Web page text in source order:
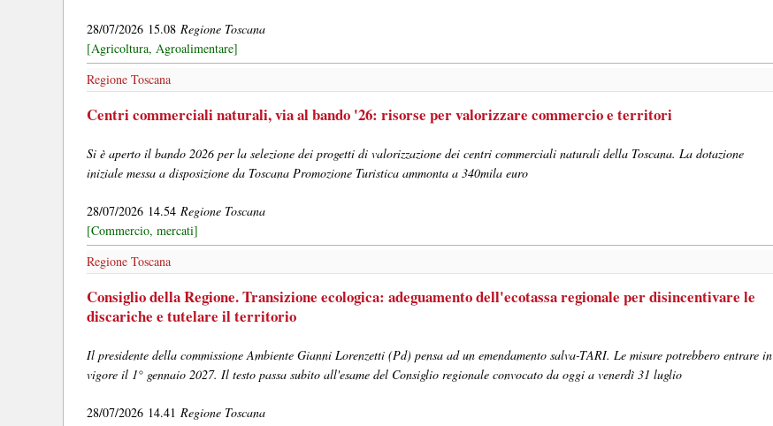
28/07/2026 15.08Regione Toscana
[Agricoltura, Agroalimentare]
Regione Toscana
Centri commerciali naturali, via al bando '26: risorse per valorizzare commercio e territori
Si è aperto il bando 2026 per la selezione dei progetti di valorizzazione dei centri commerciali naturali della Toscana. La dotazione
iniziale messa a disposizione da Toscana Promozione Turistica ammonta a 340mila euro
28/07/2026 14.54Regione Toscana
[Commercio, mercati]
Regione Toscana
Consiglio della Regione. Transizione ecologica: adeguamento dell'ecotassa regionale per disincentivare le
discariche e tutelare il territorio
Il presidente della commissione Ambiente Gianni Lorenzetti (Pd) pensa ad un emendamento salva-TARI. Le misure potrebbero entrare in
vigore il 1° gennaio 2027. Il testo passa subito all'esame del Consiglio regionale convocato da oggi a venerdì 31 luglio
28/07/2026 14.41 Regione Toscana